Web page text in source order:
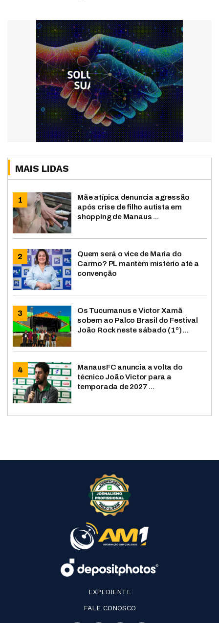
MAIS LIDAS
Mãe atípica denuncia agressão
após crise de filho autista em
shopping de Manaus ...
Quem será o vice de Maria do
Carmo? PL mantém mistério até a
convenção
Os Tucumanus e Victor Xamã
sobem ao Palco Brasil do Festival
João Rock neste sábado (1º) ...
ManausFC anuncia a volta do
técnico João Victor para a
temporada de 2027 ...
EXPEDIENTE
FALE CONOSCO